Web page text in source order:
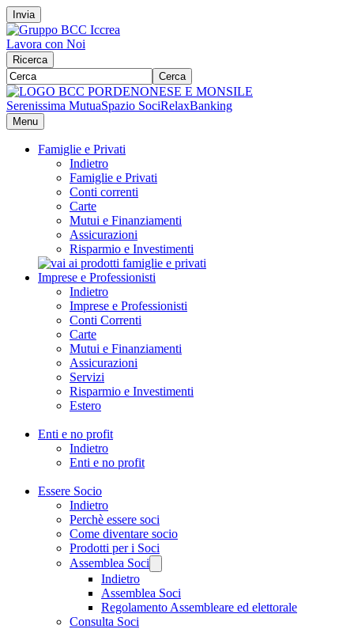
Invia
Lavora con Noi
Ricerca
Cerca
Serenissima MutuaSpazio SociRelaxBanking
Menu
Famiglie e Privati
Indietro
Famiglie e Privati
Conti correnti
Carte
Mutui e Finanziamenti
Assicurazioni
Risparmio e Investimenti
Imprese e Professionisti
Indietro
Imprese e Professionisti
Conti Correnti
Carte
Mutui e Finanziamenti
Assicurazioni
Servizi
Risparmio e Investimenti
Estero
Enti e no profit
Indietro
Enti e no profit
Essere Socio
Indietro
Perchè essere soci
Come diventare socio
Prodotti per i Soci
Assemblea Soci
Indietro
Assemblea Soci
Regolamento Assembleare ed elettorale
Consulta Soci